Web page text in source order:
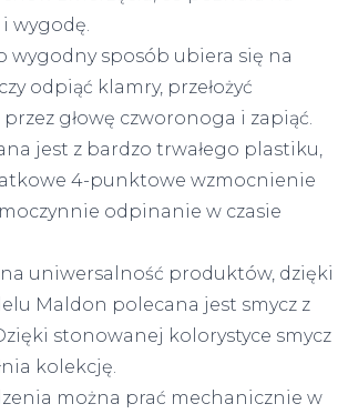
wygodę.
wygodny sposób ubiera się na
odpiąć klamry, przełożyć
głowę czworonoga i zapiąć.
jest z bardzo trwałego plastiku,
4-punktowe wzmocnienie
odpinanie w czasie
uniwersalność produktów, dzięki
Maldon polecana jest smycz z
stonowanej kolorystyce smycz
kolekcję.
można prać mechanicznie w